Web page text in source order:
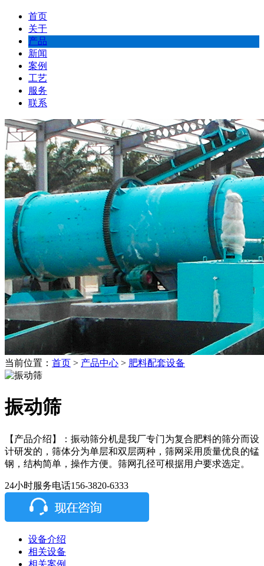
首页
关于
产品
新闻
案例
工艺
服务
联系
当前位置： 首页 > 产品中心 > 肥料配套设备
振动筛
【产品介绍】： 振动筛分机是我厂专门为复合肥料的筛分而设
计研发的，筛体分为单层和双层两种，筛网采用质量优良的锰
钢，结构简单，操作方便。筛网孔径可根据用户要求选定。
24小时服务电话156-3820-6333
设备介绍
相关设备
相关案例